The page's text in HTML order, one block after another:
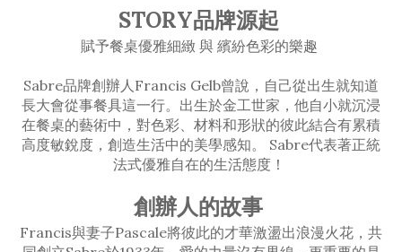
STORY品牌源起
賦予餐桌優雅細緻 與 繽紛色彩的樂趣
Sabre品牌創辦人Francis Gelb曾說，自己從出生就知道
長大會從事餐具這一行。出生於金工世家，他自小就沉浸
在餐桌的藝術中，對色彩、材料和形狀的彼此結合有累積
高度敏銳度，創造生活中的美學感知。 Sabre代表著正統
法式優雅自在的生活態度！
創辦人的故事
Francis與妻子Pascale將彼此的才華激盪出浪漫火花，共